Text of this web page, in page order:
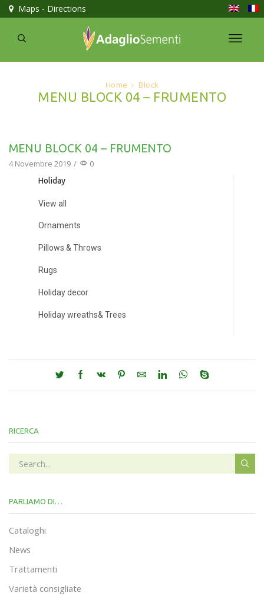
Maps - Directions
Home Block
MENU BLOCK 04 – FRUMENTO
MENU BLOCK 04 – FRUMENTO
4 Novembre 2019 / 0
Holiday
View all
Ornaments
Pillows & Throws
Rugs
Holiday decor
Holiday wreaths& Trees
RICERCA
PARLIAMO DI…
Cataloghi
News
Trattamenti
Varietà consigliate